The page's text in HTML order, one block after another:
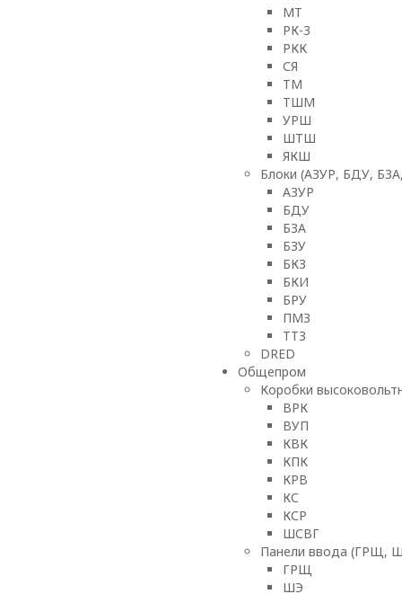
МТ
РК-3
РКК
СЯ
ТМ
ТШМ
УРШ
ШТШ
ЯКШ
Блоки (АЗУР, БДУ,
АЗУР
БДУ
БЗА
БЗУ
БКЗ
БКИ
БРУ
ПМЗ
ТТЗ
DRED
Общепром
Коробки
ВРК
ВУП
КВК
КПК
КРВ
КС
КСР
ШСВГ
Панели ввода
ГРЩ
ШЭ